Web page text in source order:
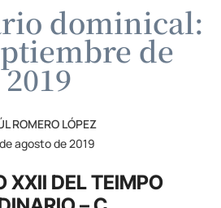
dominical:
de
2019
ROMERO LÓPEZ
agosto de 2019
XXII DEL TEIMPO